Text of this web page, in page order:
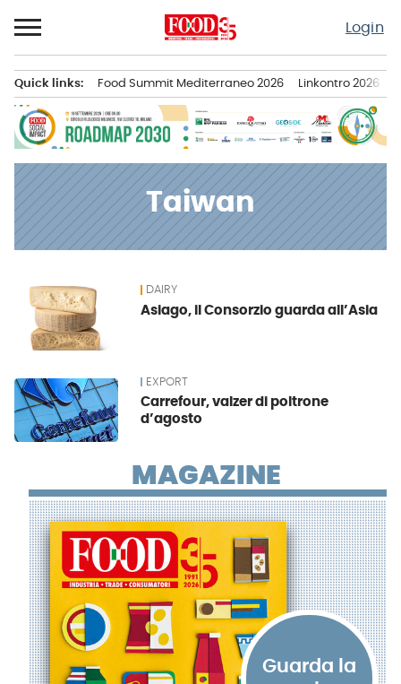
al
contenuto
Login
principale
Quick links: Food Summit Mediterraneo 2026 Linkontro 2026
Taiwan
News DAIRY
Asiago, il Consorzio guarda all’Asia
EXPORT
Carrefour, valzer di poltrone
d’agosto
MAGAZINE